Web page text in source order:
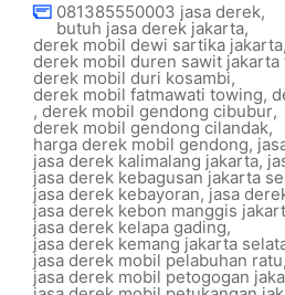
081385550003 jasa derek,
butuh jasa derek jakarta,
derek mobil dewi sartika jakarta,
derek mobil duren sawit jakarta
derek mobil duri kosambi,
derek mobil fatmawati towing,
, derek mobil gendong cibubur,
derek mobil gendong cilandak,
harga derek mobil gendong,
jasa derek kalimalang jakarta,
jasa derek kebagusan jakarta
jasa derek kebayoran,jasa
jasa derek kebon manggis
jasa derek kelapa gading,
jasa derek kemang jakarta
jasa derek mobil pelabuhan ratu,
jasa derek mobil petogogan